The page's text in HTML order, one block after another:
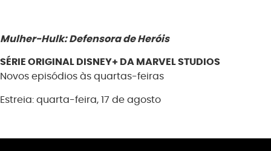
Mulher-Hulk: Defensora de Heróis
SÉRIE ORIGINAL DISNEY+ DA MARVEL STUDIOS
Novos episódios às quartas-feiras
Estreia: quarta-feira, 17 de agosto